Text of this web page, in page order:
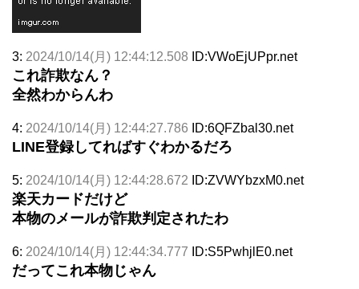
3: 2024/10/14(月) 12:44:12.508 ID:VWoEjUPpr.net
これ詐欺なん？
全然わからんわ
4: 2024/10/14(月) 12:44:27.786 ID:6QFZbal30.net
LINE登録してればすぐわかるだろ
5: 2024/10/14(月) 12:44:28.672 ID:ZVWYbzxM0.net
楽天カードだけど
本物のメールが詐欺判定されたわ
6: 2024/10/14(月) 12:44:34.777 ID:S5PwhjlE0.net
だってこれ本物じゃん